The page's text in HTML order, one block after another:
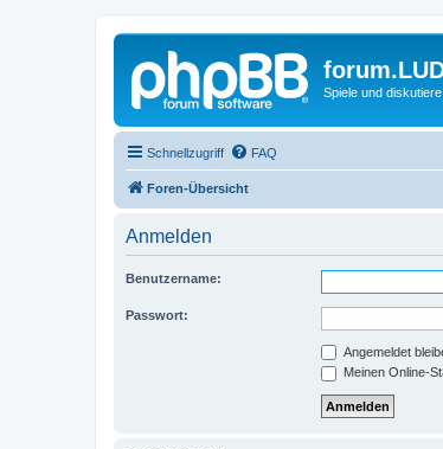
Spiele und
Schnellzugriff FAQ
Foren-Übersicht
Anmelden
Benutzername:
Passwort:
Angemeldet
Meinen Online-